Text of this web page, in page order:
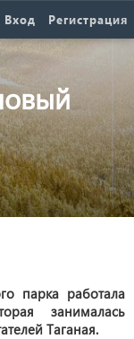
Вход Регистрация
парка работала
занималась
Таганая.